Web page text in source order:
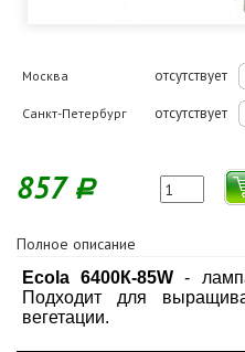
Москва отсутствует
Санкт-Петербург отсутствует
857 Р
Полное описание
Ecola 6400К-85W -
Подходит для
вегетации.